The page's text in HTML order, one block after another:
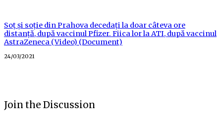
Soț și soție din Prahova decedați la doar câteva ore
distanță, după vaccinul Pfizer. Fiica lor la ATI, după vaccinul
AstraZeneca (Video) (Document)
Posted
24/03/2021
Join the Discussion